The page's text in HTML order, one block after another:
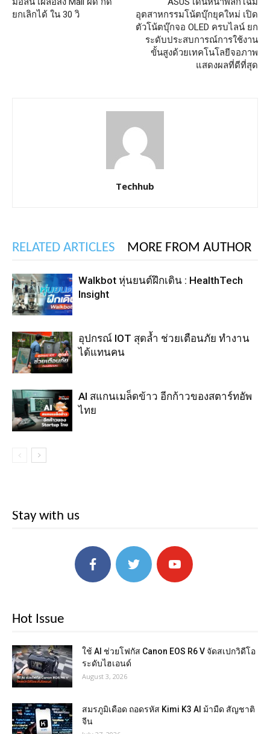
ยกเลิกได้ ใน 30 วิ
อุตสาหกรรมโน้ตบุ๊กยุคใหม่ เปิด
ตัวโน้ตบุ๊กจอ OLED ครบไลน์ ยก
ระดับประสบการณ์การใช้งาน
ขั้นสูงด้วยเทคโนโลยีจอภาพ
แสดงผลที่ดีที่สุด
Techhub
RELATED ARTICLES MORE FROM AUTHOR
Walkbot หุ่นยนต์ฝึกเดิน : HealthTech
Insight
อุปกรณ์ IOT สุดล้ำ ช่วยเตือนภัย ทำงาน
ได้แทนคน
AI สแกนเมล็ดข้าว อีกก้าวของสตาร์ทอัพ
ไทย
Stay with us
Hot Issue
ใช้ AI ช่วยโฟกัส Canon EOS R6 V จัดสเปกวิดีโอ
ระดับไฮเอนด์
August 3, 2026
สมรภูมิเดือด ถอดรหัส Kimi K3 AI ม้ามืด สัญชาติ
จีน